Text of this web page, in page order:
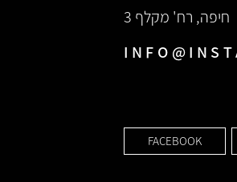
חיפה, רח' מקלף 3
FACEBOOK